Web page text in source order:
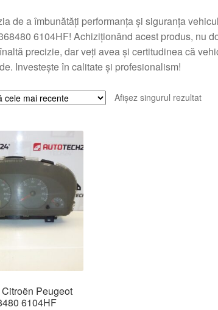
de a îmbunătăți performanța și siguranța
6104HF! Achiziționând acest produs, nu
precizie, dar veți avea și certitudinea că
Investește în calitate și profesionalism!
Afișez singurul rezultat
Peugeot
6104HF